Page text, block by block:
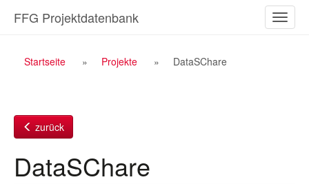
Inhalt
ein-/
FFG Projektdatenbank
Breadcrumb
Startseite Projekte DataSChare
zurück
DataSChare